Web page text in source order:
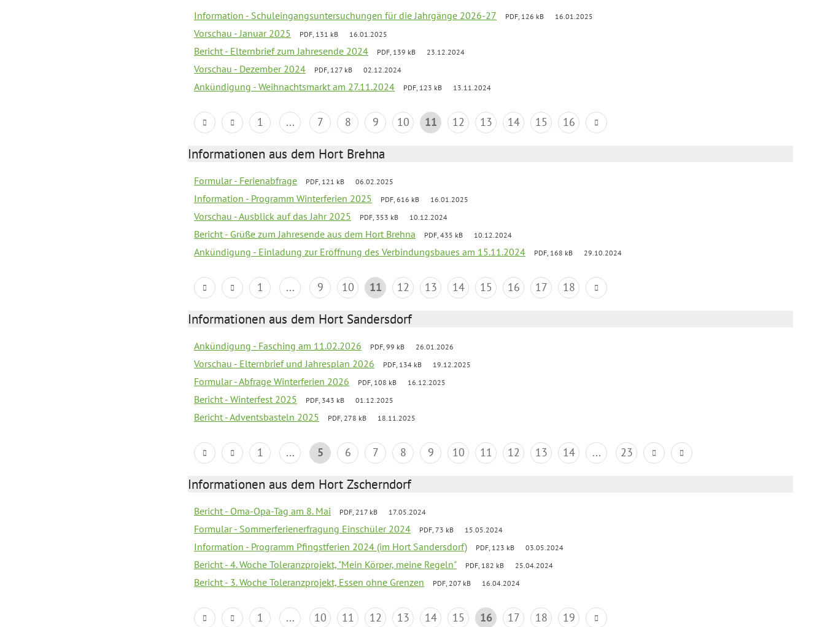
Information - Schuleingangsuntersuchungen für die Jahrgänge 2026-27 PDF, 126 kB 16.01.2025
Vorschau - Januar 2025 PDF, 131 kB 16.01.2025
Bericht - Elternbrief zum Jahresende 2024 PDF, 139 kB 23.12.2024
Vorschau - Dezember 2024 PDF, 127 kB 02.12.2024
Ankündigung - Weihnachtsmarkt am 27.11.2024 PDF, 123 kB 13.11.2024
1 ... 7 8 9 10 11 12 13 14 15 16
Informationen aus dem Hort Brehna
Formular - Ferienabfrage PDF, 121 kB 06.02.2025
Information - Programm Winterferien 2025 PDF, 616 kB 16.01.2025
Vorschau - Ausblick auf das Jahr 2025 PDF, 353 kB 10.12.2024
Bericht - Grüße zum Jahresende aus dem Hort Brehna PDF, 435 kB 10.12.2024
Ankündigung - Einladung zur Eröffnung des Verbindungsbaues am 15.11.2024 PDF, 168 kB 29.10.2024
1 ... 9 10 11 12 13 14 15 16 17 18
Informationen aus dem Hort Sandersdorf
Ankündigung - Fasching am 11.02.2026 PDF, 99 kB 26.01.2026
Vorschau - Elternbrief und Jahresplan 2026 PDF, 134 kB 19.12.2025
Formular - Abfrage Winterferien 2026 PDF, 108 kB 16.12.2025
Bericht - Winterfest 2025 PDF, 343 kB 01.12.2025
Bericht - Adventsbasteln 2025 PDF, 278 kB 18.11.2025
1 ... 5 6 7 8 9 10 11 12 13 14 ... 23
Informationen aus dem Hort Zscherndorf
Bericht - Oma-Opa-Tag am 8. Mai PDF, 217 kB 17.05.2024
Formular - Sommerferienerfragung Einschüler 2024 PDF, 73 kB 15.05.2024
Information - Programm Pfingstferien 2024 (im Hort Sandersdorf) PDF, 123 kB 03.05.2024
Bericht - 4. Woche Toleranzprojekt, "Mein Körper, meine Regeln" PDF, 182 kB 25.04.2024
Bericht - 3. Woche Toleranzprojekt, Essen ohne Grenzen PDF, 207 kB 16.04.2024
1 ... 10 11 12 13 14 15 16 17 18 19